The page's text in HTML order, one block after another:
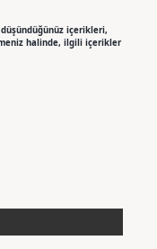
içerikleri,
halinde, ilgili içerikler